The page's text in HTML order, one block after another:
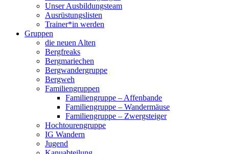
Unser Ausbildungsteam
Ausrüstungslisten
Trainer*in werden
Gruppen
die neuen Alten
Bergfreaks
Bergmariechen
Bergwandergruppe
Bergweh
Familiengruppen
Familiengruppe – Affenbande
Familiengruppe – Wandermäuse
Familiengruppe – Zwergsteiger
Hochtourengruppe
IG Wandern
Jugend